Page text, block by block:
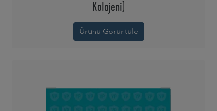
Kolajeni)
Ürünü Görüntüle